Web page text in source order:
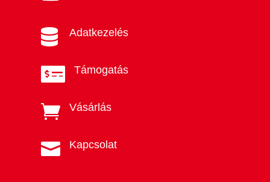
 Adatkezelés
 Támogatás
 Vásárlás
 Kapcsolat